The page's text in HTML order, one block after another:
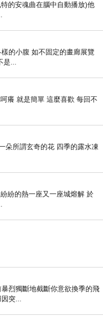
的安魂曲在腦中自動播放)他
的小腹 如不固定的畫廊展覽
...
癢 就是簡單 這麼喜歡 每回不
朵所謂玄奇的花 四季的露水凍
紛的熱一座又一座城熔解 於
烈獨斷地截斷你意欲換季的飛
突...